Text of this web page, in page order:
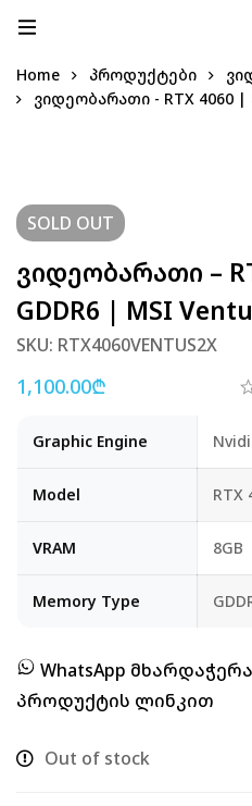
Home პროდუქტები
ვიდეობარათი - RTX 4060 |
SOLD OUT
Ვიდეობარათი –
GDDR6 | MSI
SKU: RTX4060VENTUS2X
1,100.00₾
Graphic Engine
Model RTX
VRAM 8GB
Memory Type
WhatsApp
პროდუქტის ლინკით
Out of stock